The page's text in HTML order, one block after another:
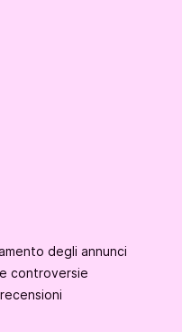
degli annunci
controversie